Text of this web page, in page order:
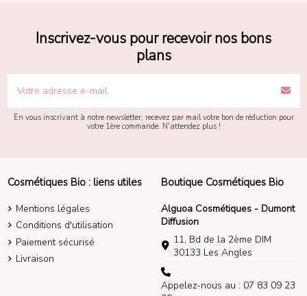
Inscrivez-vous pour recevoir nos bons
plans
En vous inscrivant à notre newsletter, recevez par mail votre bon de réduction pour
votre 1ère commande. N'attendez plus !
Cosmétiques Bio : liens utiles
Mentions légales
Conditions d'utilisation
Paiement sécurisé
Livraison
Boutique Cosmétiques Bio
Alguoa Cosmétiques - Dumont
Diffusion
11, Bd de la 2ème DIM
30133 Les Angles
Appelez-nous au : 07 83 09 23